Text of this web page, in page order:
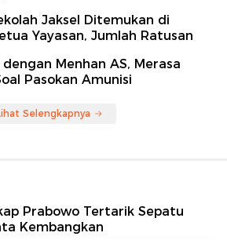
Jaksel Ditemukan di
Yayasan, Jumlah Ratusan
Menhan AS, Merasa
Pasokan Amunisi
Selengkapnya
Prabowo Tertarik Sepatu
Kembangkan